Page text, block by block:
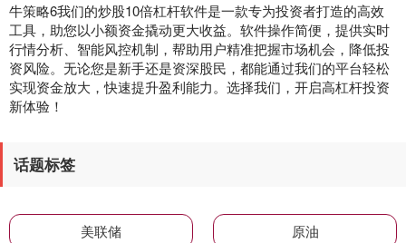
牛策略6我们的炒股10倍杠杆软件是一款专为投资者打造的高效
工具，助您以小额资金撬动更大收益。软件操作简便，提供实时
行情分析、智能风控机制，帮助用户精准把握市场机会，降低投
资风险。无论您是新手还是资深股民，都能通过我们的平台轻松
实现资金放大，快速提升盈利能力。选择我们，开启高杠杆投资
新体验！
话题标签
美联储 原油